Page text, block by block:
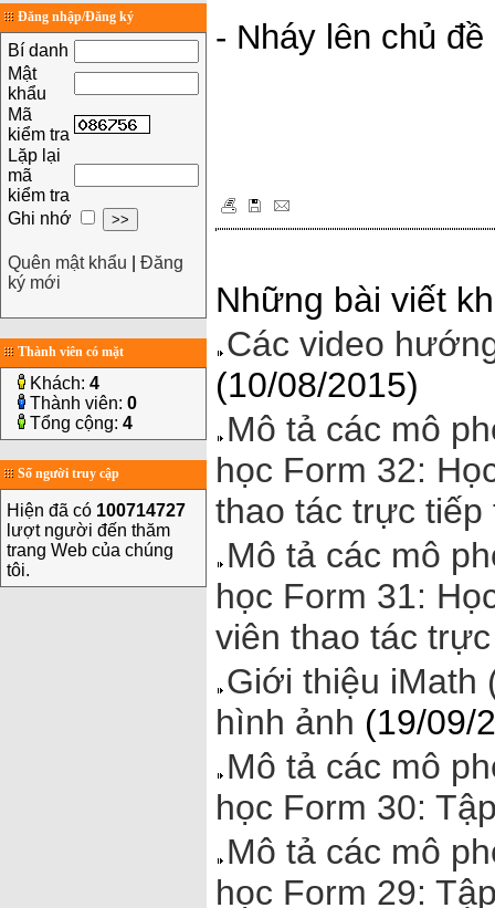
Đăng nhập/Đăng ký
Bí danh
Mật
khẩu
Mã
kiểm tra
Lặp lại
mã
kiểm tra
Ghi nhớ
Quên mật khẩu
Đăng
ký mới
Thành viên có mặt
Khách: 4
Thành viên: 0
Tổng cộng: 4
Số người truy cập
Hiện đã có 100714727
lượt người đến thăm
trang Web của chúng
tôi.
- Nháy lên chủ
Những bài viết
Các video
(10/08/2015)
Mô tả các mô
học Form 32:
thao tác trực tiếp
Mô tả các mô
học Form 31:
viên thao tác
Giới thiệu iMath
hình ảnh (19/09/
Mô tả các mô
học Form 30:
Mô tả các mô
học Form 29: